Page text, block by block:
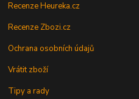
Recenze Heureka.cz
Recenze Zbozi.cz
Ochrana osobních údajů
Vrátit zboží
Tipy a rady